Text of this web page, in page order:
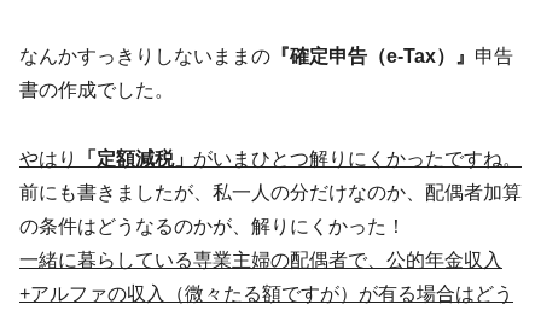
なんかすっきりしないままの 『確定申告（e-Tax）』 申告
書の作成でした。
やはり 「定額減税」 がいまひとつ解りにくかったですね。
前にも書きましたが、私一人の分だけなのか、配偶者加算
の条件はどうなるのかが、解りにくかった！
一緒に暮らしている専業主婦の配偶者で、公的年金収入
+アルファの収入（微々たる額ですが）が有る場合はどう